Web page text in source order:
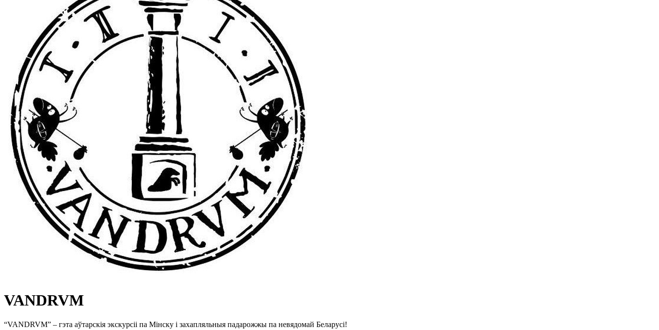
VANDRVM
“VANDRVM” – гэта аўтарскія экскурсіі па Мінску і захапляльныя падарожжы па невядомай Беларусі!